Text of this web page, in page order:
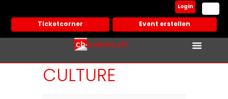
Ticketcorner Event erstellen
Login
CULTURE